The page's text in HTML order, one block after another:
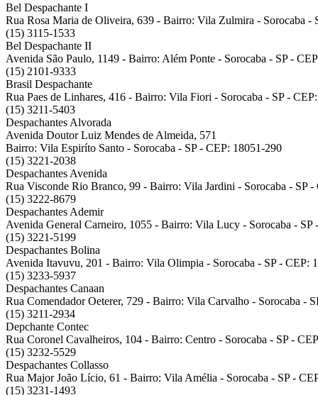
Bel Despachante I
Rua Rosa Maria de Oliveira, 639 - Bairro: Vila Zulmira - Sorocaba -
(15) 3115-1533
Bel Despachante II
Avenida São Paulo, 1149 - Bairro: Além Ponte - Sorocaba - SP -
(15) 2101-9333
Brasil Despachante
Rua Paes de Linhares, 416 - Bairro: Vila Fiori - Sorocaba - SP -
(15) 3211-5403
Despachantes Alvorada
Avenida Doutor Luiz Mendes de Almeida, 571
Bairro: Vila Espiríto Santo - Sorocaba - SP - CEP: 18051-290
(15) 3221-2038
Despachantes Avenida
Rua Visconde Rio Branco, 99 - Bairro: Vila Jardini - Sorocaba - SP -
(15) 3222-8679
Despachantes Ademir
Avenida General Carneiro, 1055 - Bairro: Vila Lucy - Sorocaba - SP
(15) 3221-5199
Despachantes Bolina
Avenida Itavuvu, 201 - Bairro: Vila Olimpia - Sorocaba - SP - CEP:
(15) 3233-5937
Despachantes Canaan
Rua Comendador Oeterer, 729 - Bairro: Vila Carvalho - Sorocaba -
(15) 3211-2934
Depchante Contec
Rua Coronel Cavalheiros, 104 - Bairro: Centro - Sorocaba - SP -
(15) 3232-5529
Despachantes Collasso
Rua Major João Lício, 61 - Bairro: Vila Amélia - Sorocaba - SP -
(15) 3231-1493